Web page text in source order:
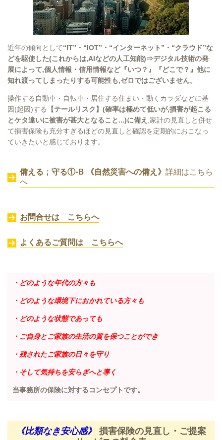
近年の傾向として“IT”・“IOT”・“インターネット”・“クラウド”な
どを駆使した(これからは,AIなどの人工知能)⇒デジタル技術の発
展によって,個人情報・信用情報など『いつ？』『どこで？』他に
知れ渡ってしまったりする可能性も,ゼロではございません。
操作する自動車・自転車・居住する住まい・動くカラダなどに基
因(起因)する
【テールリスク】(確率は極めて低いが,損害が起こる
とケタ違いに被害が甚大となること...)に備え ,家計の見直しと併せ
て損害保険も充分すぎるほどの見直しと確認を定期的におこなっ
ていきたいと感じております。
備える ; 守る①-B 《自然災害への備え》 詳細はこちら
へ
お問合せは こちらへ
よくあるご質問は こちらへ
・どのような年代の方々も
・どのような環境下におかれている方々も
・どのような状態であっても
・ご自身とご家族の生活の質を保つことができ
・残されたご家族の日々を守り
・そして気持ちを安らぎへと導く
当事務所の保険に対するコンセプトです。
《比類なき安心感》 損害保険の見直し・ご提案